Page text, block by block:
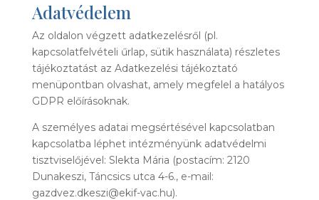
Adatvédelem
Az oldalon végzett adatkezelésről (pl.
kapcsolatfelvételi űrlap, sütik használata) részletes
tájékoztatást az Adatkezelési tájékoztató
menüpontban olvashat, amely megfelel a hatályos
GDPR előírásoknak.
A személyes adatai megsértésével kapcsolatban
kapcsolatba léphet intézményünk adatvédelmi
tisztviselőjével: Slekta Mária (postacím: 2120
Dunakeszi, Táncsics utca 4-6., e-mail:
gazdvez.dkeszi@ekif-vac.hu).